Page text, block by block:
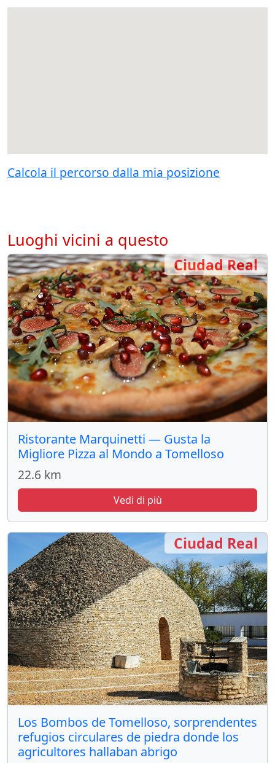
Calcola il percorso dalla mia posizione
Luoghi vicini a questo
Ristorante Marquinetti — Gusta la
Migliore Pizza al Mondo a Tomelloso
22.6 km
Vedi di più
Ciudad Real
Los Bombos de Tomelloso, sorprendentes
refugios circulares de piedra donde los
agricultores hallaban abrigo
Ciudad Real